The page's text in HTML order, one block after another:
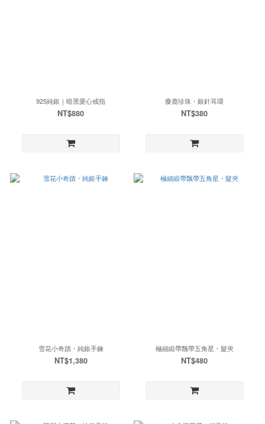
925純銀｜暗黑愛心戒指
NT$880
麋鹿珍珠・銀針耳環
NT$380
雪花小奇蹟・純銀手鍊
NT$1,380
極細緞帶飄帶五角星・髮夾
NT$480